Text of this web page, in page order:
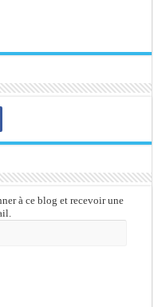
à ce blog et recevoir une